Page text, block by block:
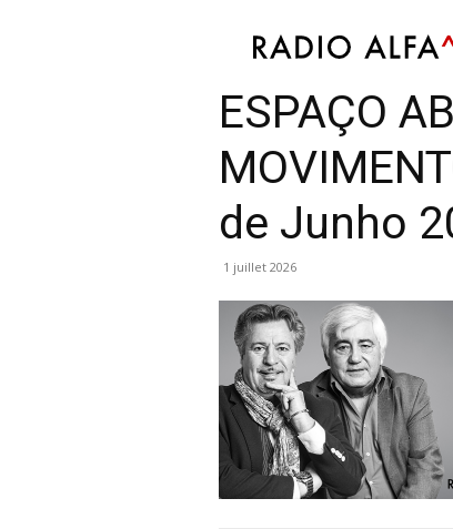
Podcast Espaço Aberto
ESPAÇO
de Junho
1 juillet 2026